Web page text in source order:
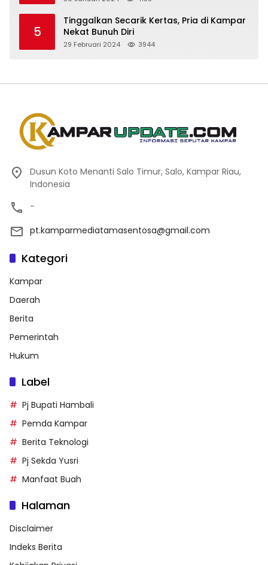
5
Tinggalkan Secarik Kertas, Pria di Kampar
Nekat Bunuh Diri
29 Februari 2024 3944
Dusun Koto Menanti Salo Timur, Salo, Kampar Riau,
Indonesia
-
pt.kamparmediatamasentosa@gmail.com
Kategori
Kampar
Daerah
Berita
Pemerintah
Hukum
Label
Pj Bupati Hambali
Pemda Kampar
Berita Teknologi
Pj Sekda Yusri
Manfaat Buah
Halaman
Disclaimer
Indeks Berita